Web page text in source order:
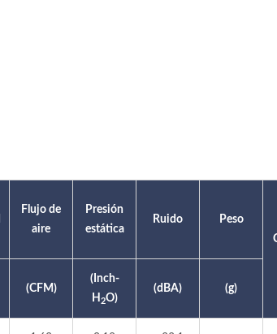
Flujo de
aire
Presión
estática
Ruido
Peso
(CFM)
(Inch-
H 2O)
(dBA) (g)